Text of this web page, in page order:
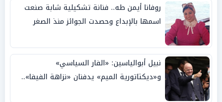
روفانا أيمن طه.. فنانة تشكيلية شابة صنعت
اسمها بالإبداع وحصدت الجوائز منذ الصغر
نبيل أبوالياسين: «الفار السياسي»
و«ديكتاتورية الميم» يدفنان «نزاهة الفيفا»..